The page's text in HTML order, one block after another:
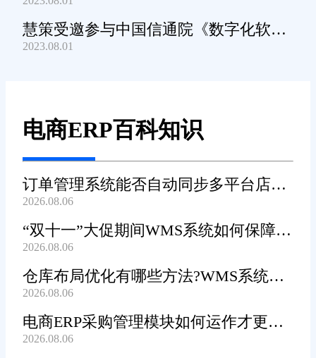
产品及服务能力》规范编制工作
慧策受邀参与中国信通院《数字化软件
产品及服务能力》规范编制工作
2023.08.01
电商ERP百科知识
订单管理系统能否自动同步多平台店铺
订单?
2026.08.06
“双十一”大促期间WMS系统如何保障发
货效率?
2026.08.06
仓库布局优化有哪些方法?WMS系统能
辅助规划吗?
2026.08.06
电商ERP采购管理模块如何运作才更加
高效顺畅?
2026.08.06